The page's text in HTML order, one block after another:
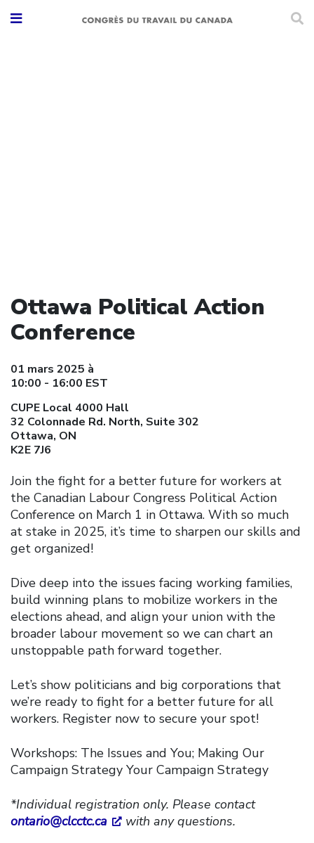
Ottawa Political Action
Conference
01 mars 2025 à
10:00 - 16:00 EST
CUPE Local 4000 Hall
32 Colonnade Rd. North, Suite 302
Ottawa, ON
K2E 7J6
Join the fight for a better future for workers at
the Canadian Labour Congress Political Action
Conference on March 1 in Ottawa. With so much
at stake in 2025, it’s time to sharpen our skills and
get organized!
Dive deep into the issues facing working families,
build winning plans to mobilize workers in the
elections ahead, and align your union with the
broader labour movement so we can chart an
unstoppable path forward together.
Let’s show politicians and big corporations that
we’re ready to fight for a better future for all
workers. Register now to secure your spot!
Workshops: The Issues and You; Making Our
Campaign Strategy Your Campaign Strategy
*Individual registration only. Please contact
ontario@clcctc.ca
with any questions.